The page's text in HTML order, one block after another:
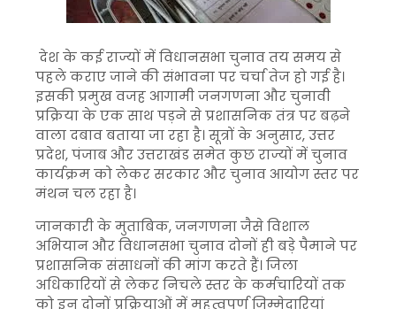
देश के कई राज्यों में विधानसभा चुनाव तय समय से
पहले कराए जाने की संभावना पर चर्चा तेज हो गई है।
इसकी प्रमुख वजह आगामी जनगणना और चुनावी
प्रक्रिया के एक साथ पड़ने से प्रशासनिक तंत्र पर बढ़ने
वाला दबाव बताया जा रहा है। सूत्रों के अनुसार, उत्तर
प्रदेश, पंजाब और उत्तराखंड समेत कुछ राज्यों में चुनाव
कार्यक्रम को लेकर सरकार और चुनाव आयोग स्तर पर
मंथन चल रहा है।
जानकारी के मुताबिक, जनगणना जैसे विशाल
अभियान और विधानसभा चुनाव दोनों ही बड़े पैमाने पर
प्रशासनिक संसाधनों की मांग करते हैं। जिला
अधिकारियों से लेकर निचले स्तर के कर्मचारियों तक
को इन दोनों प्रक्रियाओं में महत्वपूर्ण जिम्मेदारियां